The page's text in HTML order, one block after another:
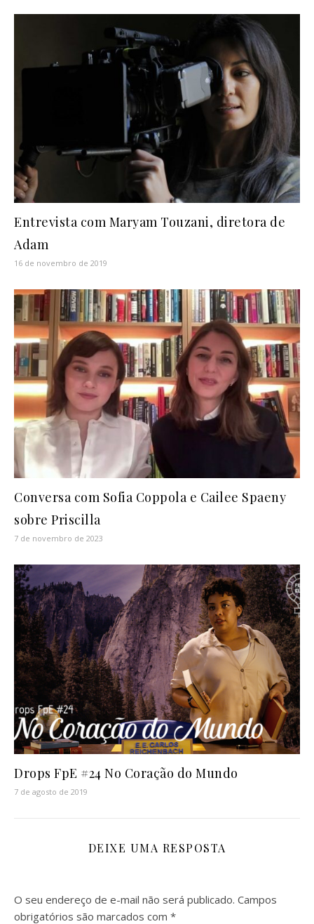
Entrevista com Maryam Touzani, diretora de
Adam
16 de novembro de 2019
Conversa com Sofia Coppola e Cailee Spaeny
sobre Priscilla
7 de novembro de 2023
Drops FpE #24 No Coração do Mundo
7 de agosto de 2019
DEIXE UMA RESPOSTA
O seu endereço de e-mail não será publicado. Campos
obrigatórios são marcados com *